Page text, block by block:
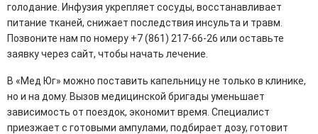
голодание. Инфузия укрепляет сосуды, восстанавливает
питание тканей, снижает последствия инсульта и травм.
Позвоните нам по номеру +7 (861) 217-66-26 или оставьте
заявку через сайт, чтобы начать лечение.
В «Мед Юг» можно поставить капельницу не только в клинике,
но и на дому. Вызов медицинской бригады уменьшает
зависимость от поездок, экономит время. Специалист
приезжает с готовыми ампулами, подбирает дозу, готовит